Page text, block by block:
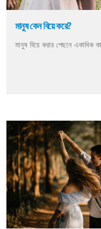
মানুষ কেন বিয়ে করে?
মানুষ বিয়ে করার পেছনে একাধিক